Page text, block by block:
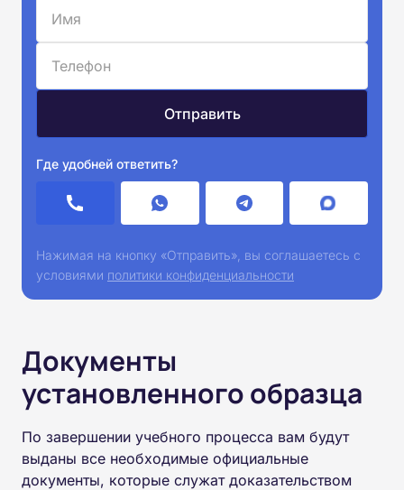
Где удобней ответить?
Нажимая на кнопку «Отправить», вы соглашаетесь с
условиями политики конфиденциальности
Документы
установленного образца
По завершении учебного процесса вам будут
выданы все необходимые официальные
документы, которые служат доказательством